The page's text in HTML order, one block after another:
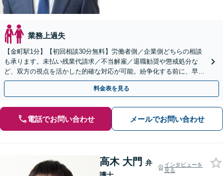
業務上過失
【金町駅1分】【初回相談30分無料】労働者側／企業側どちらの相談
も承ります。未払い残業代請求／不当解雇／退職勧奨や懲戒処分な
ど、双方の視点を活かした的確な対応が可能。紛争化する前に、早め
にご相談ください【企業の顧問契約も注力して対応します】
料金表を見る
電話でお問い合わせ メールでお問い合わせ
高木 大門 弁
インタビューを
見る